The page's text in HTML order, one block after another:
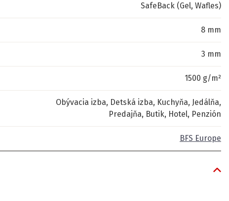
SafeBack (Gel, Wafles)
8 mm
3 mm
1500 g/m²
Obývacia izba, Detská izba, Kuchyňa, Jedálňa,
Predajňa, Butik, Hotel, Penzión
BFS Europe